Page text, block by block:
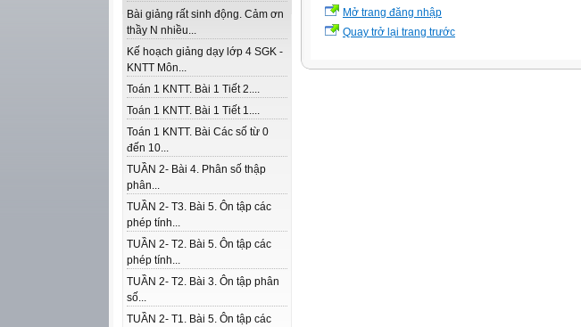
Bài giảng rất sinh động. Cảm ơn
thầy N nhiều...
Kế hoạch giảng dạy lớp 4 SGK -
KNTT Môn...
Toán 1 KNTT. Bài 1 Tiết 2....
Toán 1 KNTT. Bài 1 Tiết 1....
Toán 1 KNTT. Bài Các số từ 0
đến 10...
TUẦN 2- Bài 4. Phân số thập
phân...
TUẦN 2- T3. Bài 5. Ôn tập các
phép tính...
TUẦN 2- T2. Bài 5. Ôn tập các
phép tính...
TUẦN 2- T2. Bài 3. Ôn tập phân
số...
TUẦN 2- T1. Bài 5. Ôn tập các
Mở trang đăng nhập
Quay trở lại trang trước